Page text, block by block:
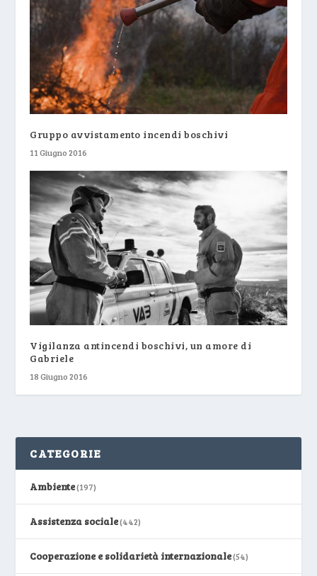
Gruppo avvistamento incendi boschivi
11 Giugno 2016
Vigilanza antincendi boschivi, un amore di
Gabriele
18 Giugno 2016
CATEGORIE
Ambiente(197)
Assistenza sociale(442)
Cooperazione e solidarietà internazionale(54)